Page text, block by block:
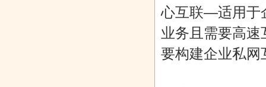
心互联—适用于
业务且需要高
要构建企业私网